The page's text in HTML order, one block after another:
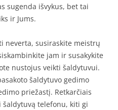
sugenda išvykus, bet tai
ir Jums.
neverta, susiraskite meistrų
jam ir susakykite
nustojus veikti šaldytuvui.
šaldytuvo gedimo
priežastį. Retkarčiais
telefonu, kiti gi